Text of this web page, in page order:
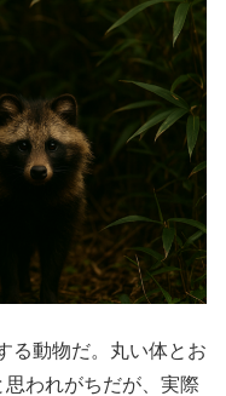
る動物だ。丸い体とお
思われがちだが、実際